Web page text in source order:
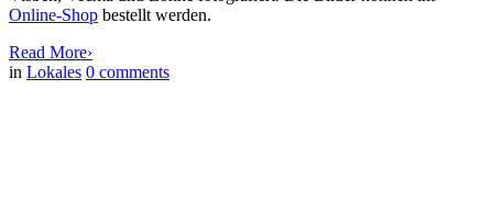
Online-Shop bestellt werden.
Read More›
in Lokales 0 comments